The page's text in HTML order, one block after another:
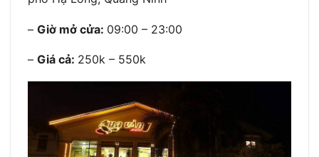
– Giờ mở cửa: 09:00 – 23:00
– Giá cả: 250k – 550k